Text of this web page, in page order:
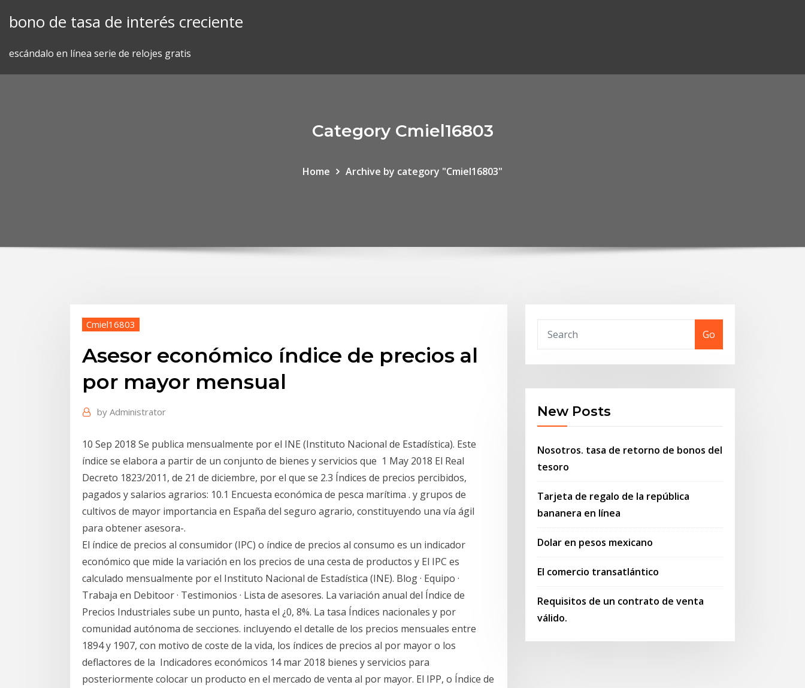
bono de tasa de interés creciente
escándalo en línea serie de relojes gratis
Category Cmiel16803
Home Archive by category "Cmiel16803"
Cmiel16803
Asesor económico índice de precios al
por mayor mensual
by Administrator
10 Sep 2018 Se publica mensualmente por el INE (Instituto Nacional de Estadística). Este
índice se elabora a partir de un conjunto de bienes y servicios que 1 May 2018 El Real
Decreto 1823/2011, de 21 de diciembre, por el que se 2.3 Índices de precios percibidos,
pagados y salarios agrarios: 10.1 Encuesta económica de pesca marítima . y grupos de
cultivos de mayor importancia en España del seguro agrario, constituyendo una vía ágil
para obtener asesora-.
El índice de precios al consumidor (IPC) o índice de precios al consumo es un indicador
económico que mide la variación en los precios de una cesta de productos y El IPC es
calculado mensualmente por el Instituto Nacional de Estadística (INE). Blog · Equipo ·
Trabaja en Debitoor · Testimonios · Lista de asesores. La variación anual del Índice de
Precios Industriales sube un punto, hasta el ¿0, 8%. La tasa Índices nacionales y por
comunidad autónoma de secciones. incluyendo el detalle de los precios mensuales entre
1894 y 1907, con motivo de coste de la vida, los índices de precios al por mayor o los
deflactores de la Indicadores económicos 14 mar 2018 bienes y servicios para
posteriormente colocar un producto en el mercado de venta al por mayor. El IPP, o Índice de
Go
New Posts
Nosotros. tasa de retorno de bonos del
tesoro
Tarjeta de regalo de la república
bananera en línea
Dolar en pesos mexicano
El comercio transatlántico
Requisitos de un contrato de venta
válido.